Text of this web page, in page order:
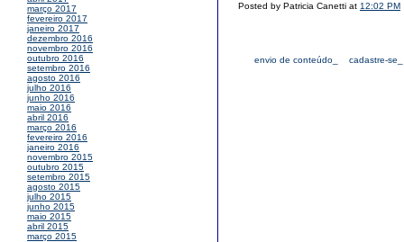
março 2017
fevereiro 2017
janeiro 2017
dezembro 2016
novembro 2016
outubro 2016
setembro 2016
agosto 2016
julho 2016
junho 2016
maio 2016
abril 2016
março 2016
fevereiro 2016
janeiro 2016
novembro 2015
outubro 2015
setembro 2015
agosto 2015
julho 2015
junho 2015
maio 2015
abril 2015
março 2015
Posted by Patricia Canetti at 12:02 PM
envio de conteúdo_ cadastre-se_